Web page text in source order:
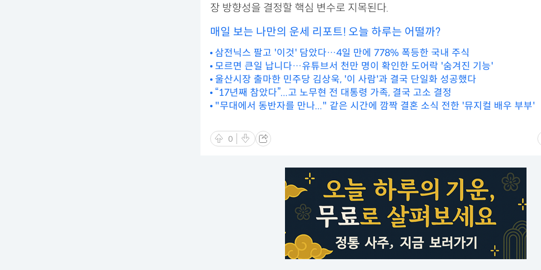
장 방향성을 결정할 핵심 변수로 지목된다.
매일 보는 나만의 운세 리포트! 오늘 하루는 어떨까?
삼전닉스 팔고 '이것' 담았다…4일 만에 778% 폭등한 국내 주식
모르면 큰일 납니다…유튜브서 천만 명이 확인한 도어락 '숨겨진 기능'
울산시장 출마한 민주당 김상욱, '이 사람'과 결국 단일화 성공했다
“17년째 참았다”...고 노무현 전 대통령 가족, 결국 고소 결정
"무대에서 동반자를 만나..." 같은 시간에 깜짝 결혼 소식 전한 '뮤지컬 배우 부부'
0